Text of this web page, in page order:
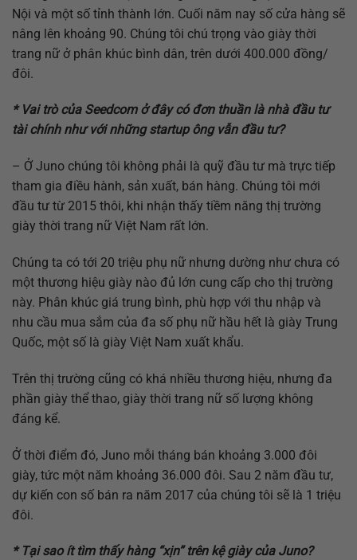
Nội và một số tỉnh thành lớn. Cuối năm nay số cửa hàng sẽ
nâng lên khoảng 90. Chúng tôi chú trọng vào giày thời
trang nữ ở phân khúc bình dân, trên dưới 400.000 đồng/
đôi.
* Vai trò của Seedcom ở đây có đơn thuần là nhà đầu tư
tài chính như với những startup ông vẫn đầu tư?
– Ở Juno chúng tôi không phải là quỹ đầu tư mà trực tiếp
tham gia điều hành, sản xuất, bán hàng. Chúng tôi mới
đầu tư từ 2015 thôi, khi nhận thấy tiềm năng thị trường
giày thời trang nữ Việt Nam rất lớn.
Chúng ta có tới 20 triệu phụ nữ nhưng dường như chưa có
một thương hiệu giày nào đủ lớn cung cấp cho thị trường
này. Phân khúc giá trung bình, phù hợp với thu nhập và
nhu cầu mua sắm của đa số phụ nữ hầu hết là giày Trung
Quốc, một số là giày Việt Nam xuất khẩu.
Trên thị trường cũng có khá nhiều thương hiệu, nhưng đa
phần giày thể thao, giày thời trang nữ số lượng không
đáng kể.
Ở thời điểm đó, Juno mỗi tháng bán khoảng 3.000 đôi
giày, tức một năm khoảng 36.000 đôi. Sau 2 năm đầu tư,
dự kiến con số bán ra năm 2017 của chúng tôi sẽ là 1 triệu
đôi.
* Tại sao ít tìm thấy hàng “xịn” trên kệ giày của Juno?